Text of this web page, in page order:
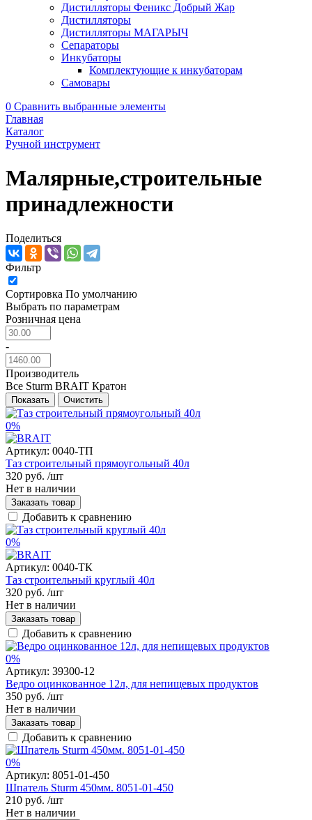
Дистилляторы Феникс Добрый Жар
Дистилляторы
Дистилляторы МАГАРЫЧ
Сепараторы
Инкубаторы
Комплектующие к инкубаторам
Самовары
0 Сравнить выбранные элементы
Главная
Каталог
Ручной инструмент
Малярные,строительные
принадлежности
Поделиться
Фильтр
Сортировка По умолчанию
Выбрать по параметрам
Розничная цена
-
Производитель
Все Sturm BRAIT Кратон
Показать Очистить
0%
Артикул: 0040-ТП
Таз строительный прямоугольный 40л
320 руб. /шт
Нет в наличии
Заказать товар
Добавить к сравнению
0%
Артикул: 0040-ТК
Таз строительный круглый 40л
320 руб. /шт
Нет в наличии
Заказать товар
Добавить к сравнению
0%
Артикул: 39300-12
Ведро оцинкованное 12л, для непищевых продуктов
350 руб. /шт
Нет в наличии
Заказать товар
Добавить к сравнению
0%
Артикул: 8051-01-450
Шпатель Sturm 450мм. 8051-01-450
210 руб. /шт
Нет в наличии